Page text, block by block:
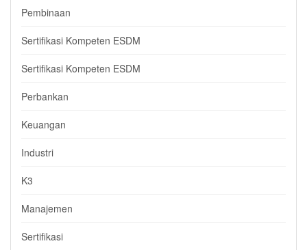
Pembinaan
Sertifikasi Kompeten ESDM
Sertifikasi Kompeten ESDM
Perbankan
Keuangan
Industri
K3
Manajemen
Sertifikasi